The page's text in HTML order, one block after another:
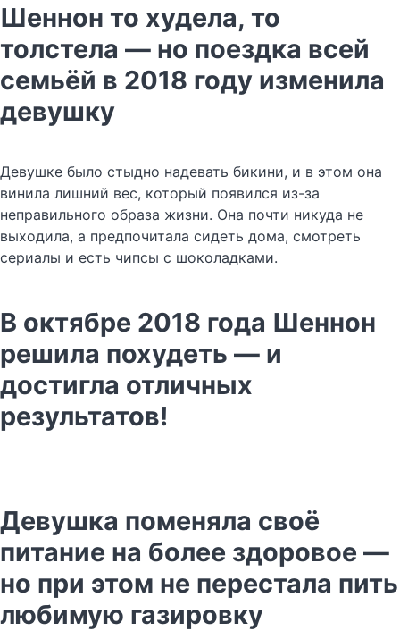
Шеннон то худела, то
толстела — но поездка всей
семьёй в 2018 году изменила
девушку
Девушке было стыдно надевать бикини, и в этом она
винила лишний вес, который появился из-за
неправильного образа жизни. Она почти никуда не
выходила, а предпочитала сидеть дома, смотреть
сериалы и есть чипсы с шоколадками.
В октябре 2018 года Шеннон
решила похудеть — и
достигла отличных
результатов!
Девушка поменяла своё
питание на более здоровое —
но при этом не перестала пить
любимую газировку